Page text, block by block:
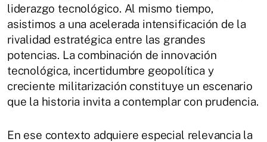
liderazgo tecnológico. Al mismo tiempo,
asistimos a una acelerada intensificación de la
rivalidad estratégica entre las grandes
potencias. La combinación de innovación
tecnológica, incertidumbre geopolítica y
creciente militarización constituye un escenario
que la historia invita a contemplar con prudencia.
En ese contexto adquiere especial relevancia la